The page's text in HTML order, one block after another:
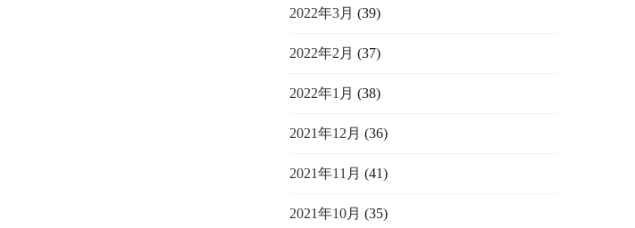
2022年3月 (39)
2022年2月 (37)
2022年1月 (38)
2021年12月 (36)
2021年11月 (41)
2021年10月 (35)